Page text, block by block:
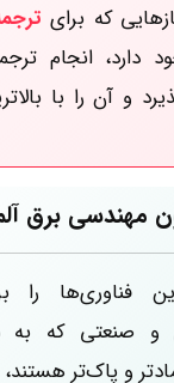
که برای
دارد، انجام
و آن را با
مهندسی برق
فناوری‌ها
و صنعتی که به
و پاک‌تر